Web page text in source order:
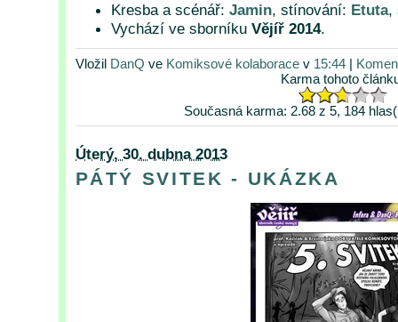
Kresba a scénář: Jamin, stínování: Etuta,
Vychází ve sborníku Vějíř 2014.
Vložil DanQ ve Komiksové kolaboracev 15:44|
Karma tohoto
Současná karma: 2.68 z 5, 184
Úterý, 30. dubna 2013
PÁTÝ SVITEK - UKÁZKA